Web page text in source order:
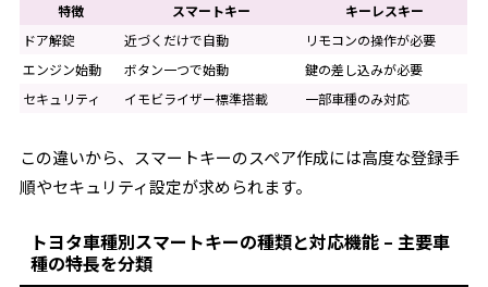
特徴 スマートキー
キーレスキー
ドア解錠
近づくだけで自動
リモコンの操作が必要
エンジン始動
ボタン一つで始動
鍵の差し込みが必要
セキュリティ
イモビライザー標準搭載 一部車種のみ対応
この違いから、スマートキーのスペア作成には高度な登録手
順やセキュリティ設定が求められます。
トヨタ車種別スマートキーの種類と対応機能 – 主要車
種の特長を分類